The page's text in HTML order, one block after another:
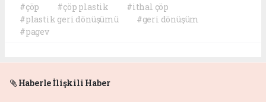
#çöp #çöp plastik
#ithal çöp
#plastik geri dönüşümü
#geri dönüşüm
#pagev
Haberle İlişkili Haber